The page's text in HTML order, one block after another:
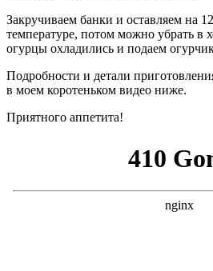
Закручиваем банки и оставляем на
температуре, потом можно убрать в
огурцы охладились и подаем
Подробности и детали
в моем коротеньком видео ниже.
Приятного аппетита!